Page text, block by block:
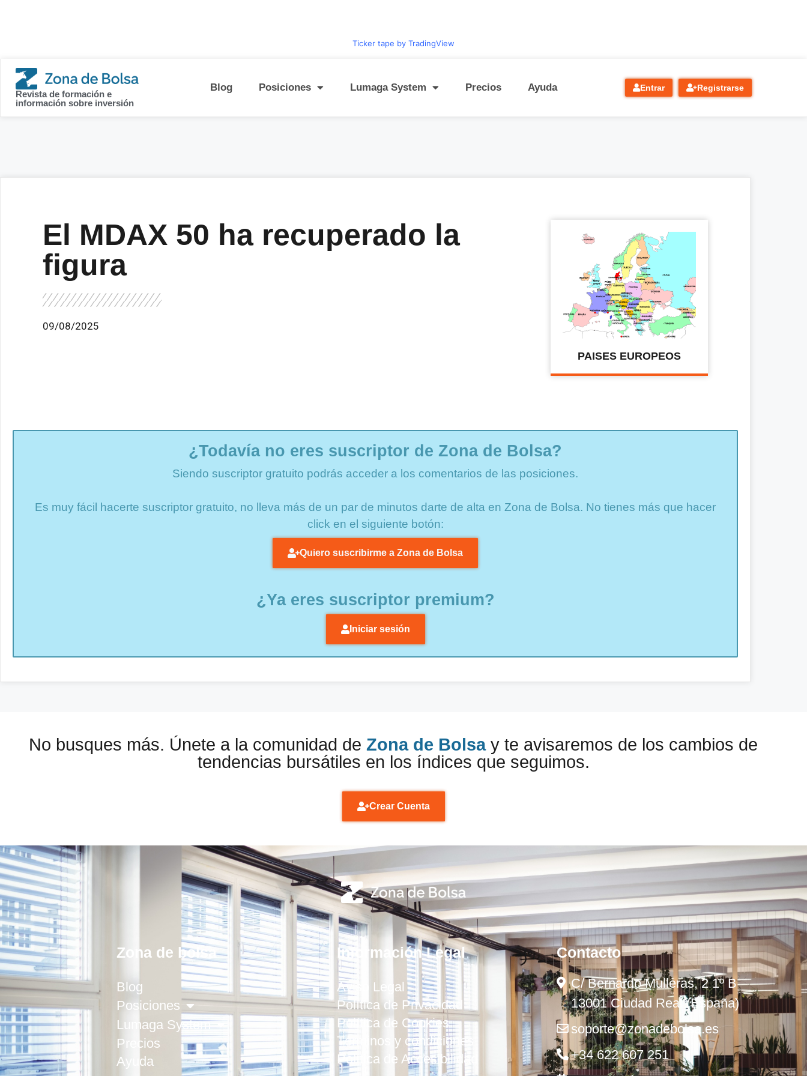
Ticker tape by TradingView
Revista de formación e
información sobre inversión
Blog Posiciones Lumaga System Precios Ayuda Entrar Registrarse
El MDAX 50 ha recuperado la
figura
09/08/2025
PAISES EUROPEOS
¿Todavía no eres suscriptor de Zona de Bolsa?
Siendo suscriptor gratuito podrás acceder a los comentarios de las posiciones.
Es muy fácil hacerte suscriptor gratuito, no lleva más de un par de minutos darte de alta en Zona de Bolsa. No tienes más que hacer
click en el siguiente botón:
Quiero suscribirme a Zona de Bolsa
¿Ya eres suscriptor premium?
Iniciar sesión
No busques más. Únete a la comunidad de Zona de Bolsay te avisaremos de los cambios de
tendencias bursátiles en los índices que seguimos.
Crear Cuenta
Zona de bolsa
Blog
Posiciones
Lumaga System
Precios
Ayuda
Información Legal
Aviso Legal
Política de Privacidad
Política de Cookies
Términos y condiciones
Política de Accesibilidad
Contacto
C/ Bernardo Mulleras, 2 1º B
13001 Ciudad Real (España)
soporte@zonadebolsa.es
+34 622 607 251